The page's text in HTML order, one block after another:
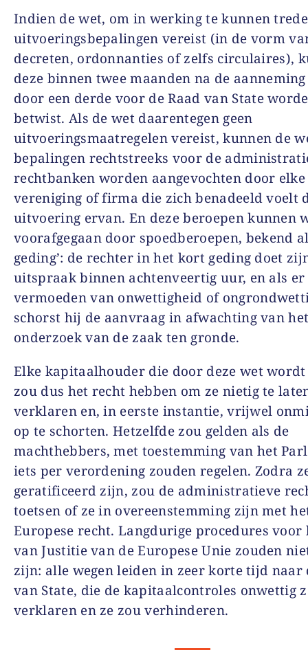
Indien de wet, om in werking te kunnen
uitvoeringsbepalingen vereist (in de vorm
decreten, ordonnanties of zelfs circulaires),
deze binnen twee maanden na de
door een derde voor de Raad van State
betwist. Als de wet daarentegen geen
uitvoeringsmaatregelen vereist, kunnen de
bepalingen rechtstreeks voor de
rechtbanken worden aangevochten door
vereniging of firma die zich benadeeld voelt
uitvoering ervan. En deze beroepen kunnen
voorafgegaan door spoedberoepen, bekend
geding’: de rechter in het kort geding doet
uitspraak binnen achtenveertig uur, en als er
vermoeden van onwettigheid of
schorst hij de aanvraag in afwachting van
onderzoek van de zaak ten gronde.
Elke kapitaalhouder die door deze wet
zou dus het recht hebben om ze nietig te
verklaren en, in eerste instantie, vrijwel
op te schorten. Hetzelfde zou gelden als de
machthebbers, met toestemming van het
iets per verordening zouden regelen. Zodra
geratificeerd zijn, zou de administratieve
toetsen of ze in overeenstemming zijn met
Europese recht. Langdurige procedures voor
van Justitie van de Europese Unie zouden
zijn: alle wegen leiden in zeer korte tijd naar
van State, die de kapitaalcontroles onwettig
verklaren en ze zou verhinderen.